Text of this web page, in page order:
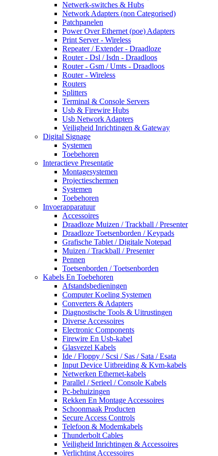
Netwerk-switches & Hubs
Network Adapters (non Categorised)
Patchpanelen
Power Over Ethernet (poe) Adapters
Print Server - Wireless
Repeater / Extender - Draadloze
Router - Dsl / Isdn - Draadloos
Router - Gsm / Umts - Draadloos
Router - Wireless
Routers
Splitters
Terminal & Console Servers
Usb & Firewire Hubs
Usb Network Adapters
Veiligheid Inrichtingen & Gateway
Digital Signage
Systemen
Toebehoren
Interactieve Presentatie
Montagesystemen
Projectieschermen
Systemen
Toebehoren
Invoerapparatuur
Accessoires
Draadloze Muizen / Trackball / Presenter
Draadloze Toetsenborden / Keypads
Grafische Tablet / Digitale Notepad
Muizen / Trackball / Presenter
Pennen
Toetsenborden / Toetsenborden
Kabels En Toebehoren
Afstandsbedieningen
Computer Koeling Systemen
Converters & Adapters
Diagnostische Tools & Uitrustingen
Diverse Accessoires
Electronic Components
Firewire En Usb-kabel
Glasvezel Kabels
Ide / Floppy / Scsi / Sas / Sata / Esata
Input Device Uitbreiding & Kvm-kabels
Netwerken Ethernet-kabels
Parallel / Serieel / Console Kabels
Pc-behuizingen
Rekken En Montage Accessoires
Schoonmaak Producten
Secure Access Controls
Telefoon & Modemkabels
Thunderbolt Cables
Veiligheid Inrichtingen & Accessoires
Verlichting Accessoires